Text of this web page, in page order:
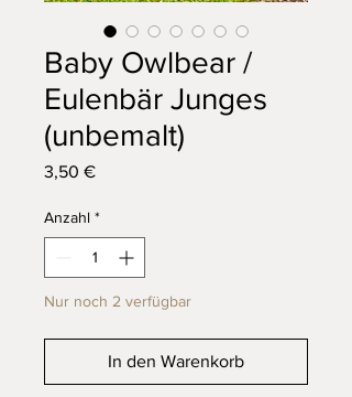
Baby Owlbear /
Eulenbär Junges
(unbemalt)
3,50 €Preis
Anzahl *
Nur noch 2 verfügbar
In den Warenkorb